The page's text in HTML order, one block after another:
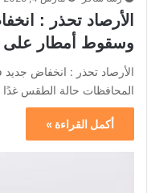
الأرصاد تحذر :
وسقوط أمطار على
الأرصاد تحذر : انخفاض
المحافظات حالة الطقس غدًا الثلاثاء 4
أكمل القراءة »